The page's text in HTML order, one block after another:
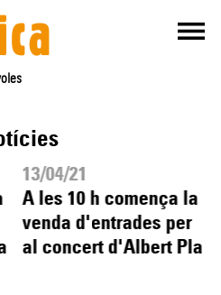
13/04/21
A les 10 h comença la
venda d'entrades per
al concert d'Albert Pla